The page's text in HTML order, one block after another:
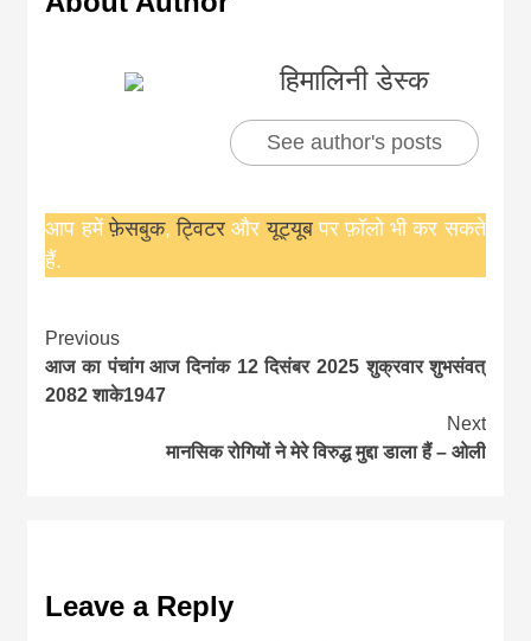
हिमालिनी डेस्क
See author's posts
आप हमेंफ़ेसबुक,ट्विटरऔरयूट्यूबपर फ़ॉलो भी कर सकते
हैं.
Continue
Reading
Previous
आज का पंचांग आज दिनांक 12 दिसंबर 2025 शुक्रवार शुभसंवत्
2082 शाके1947
Next
मानसिक रोगियों ने मेरे विरुद्ध मुद्दा डाला हैं – ओली
Leave a Reply